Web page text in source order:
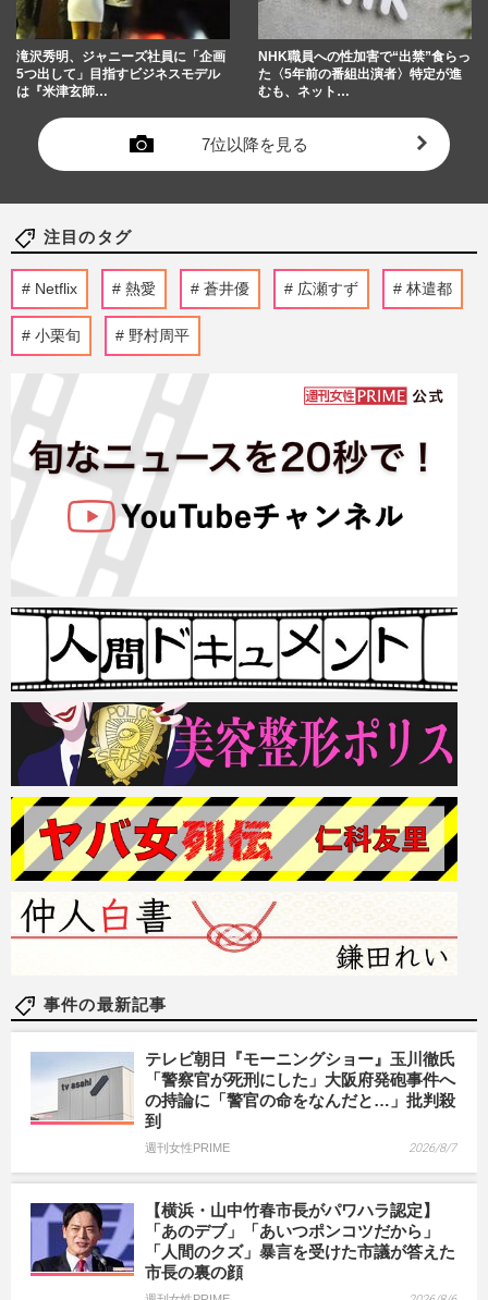
滝沢秀明、ジャニーズ社員に「企画
5つ出して」目指すビジネスモデル
は『米津玄師…
NHK職員への性加害で“出禁”食らっ
た〈5年前の番組出演者〉特定が進
むも、ネット…
7位以降を見る
注目のタグ
Netflix 熱愛 蒼井優 広瀬すず 林遣都
小栗旬 野村周平
事件の最新記事
テレビ朝日『モーニングショー』玉川徹氏
「警察官が死刑にした」大阪府発砲事件へ
の持論に「警官の命をなんだと…」批判殺
到
週刊女性PRIME 2026/8/7
【横浜・山中竹春市長がパワハラ認定】
「あのデブ」「あいつポンコツだから」
「人間のクズ」暴言を受けた市議が答えた
市長の裏の顔